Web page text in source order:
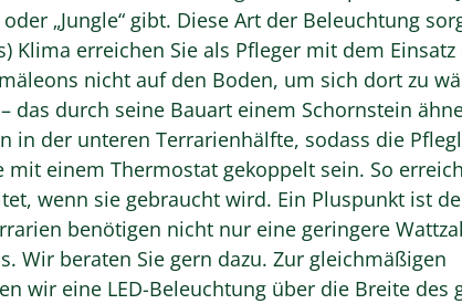
„Jungle“ gibt. Diese Art der Beleuchtung
Klima erreichen Sie als Pfleger mit dem
nicht auf den Boden, um sich dort zu
durch seine Bauart einem Schornstein
in der unteren Terrarienhälfte, sodass die
einem Thermostat gekoppelt sein. So
wenn sie gebraucht wird. Ein Pluspunkt ist
benötigen nicht nur eine geringere
Wir beraten Sie gern dazu. Zur gleichmäßigen
wir eine LED-Beleuchtung über die Breite des